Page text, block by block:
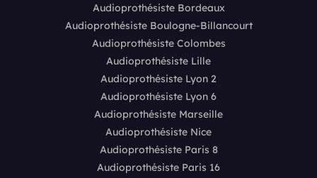
Audioprothésiste Bordeaux
Audioprothésiste Boulogne-Billancourt
Audioprothésiste Colombes
Audioprothésiste Lille
Audioprothésiste Lyon 2
Audioprothésiste Lyon 6
Audioprothésiste Marseille
Audioprothésiste Nice
Audioprothésiste Paris 8
Audioprothésiste Paris 16